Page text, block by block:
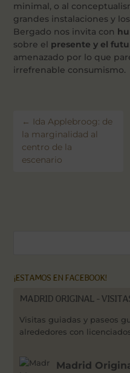
minimal, o al
grandes instalaciones y
Bergado nos invita con
sobre el presente y el
amenazado por lo que
irrefrenable consumismo.
← Ida Applebroog: de
la marginalidad al
centro de la
escenario
¡ESTAMOS EN FACEBOOK!
MADRID ORIGINAL -
Visitas guiadas y paseos
alrededores con
Madrid